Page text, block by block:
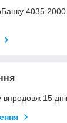
4035
15